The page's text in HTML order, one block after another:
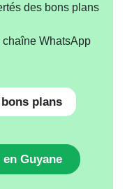
des bons plans
WhatsApp
plans
en Guyane